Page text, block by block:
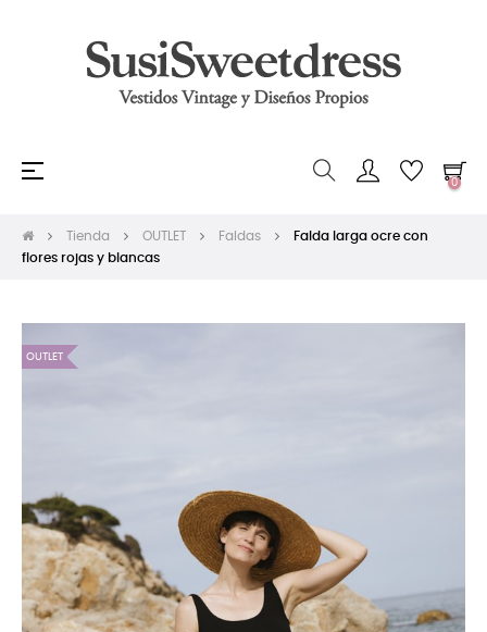
Navegación
☰
0
Tienda OUTLET Faldas
Falda larga ocre con
flores rojas y blancas
OUTLET